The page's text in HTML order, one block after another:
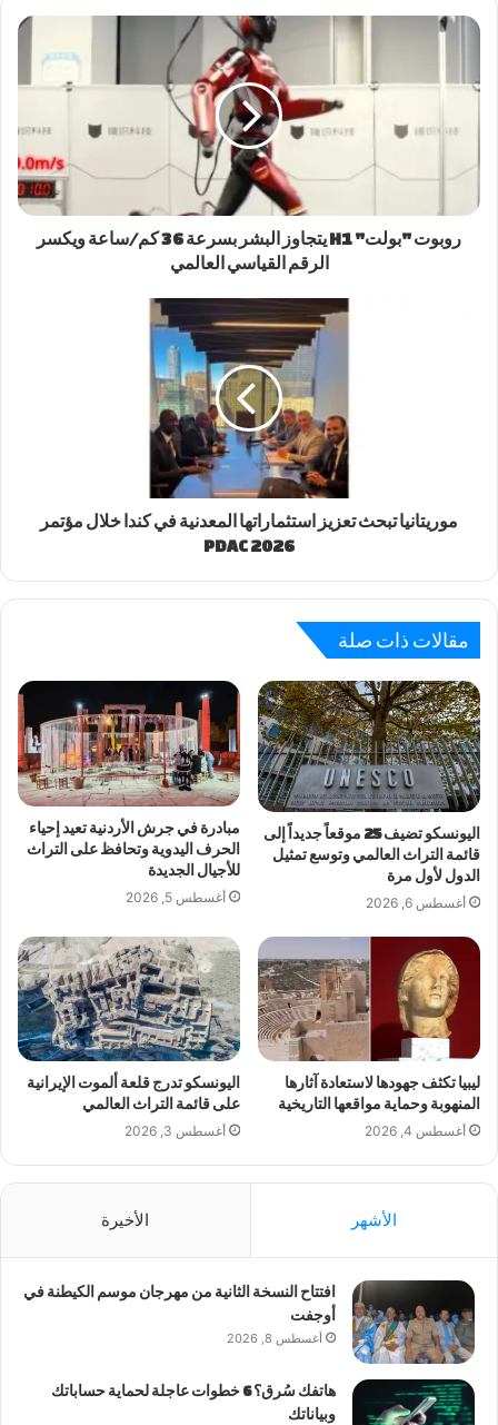
روبوت "بولت" H1 يتجاوز البشر بسرعة 36 كم/ساعة ويكسر
الرقم القياسي العالمي
موريتانيا تبحث تعزيز استثماراتها المعدنية في كندا خلال مؤتمر
PDAC 2026
مقالات ذات صلة
اليونسكو تضيف 25 موقعاً جديداً إلى
قائمة التراث العالمي وتوسع تمثيل
الدول لأول مرة
أغسطس 6, 2026
مبادرة في جرش الأردنية تعيد إحياء
الحرف اليدوية وتحافظ على التراث
للأجيال الجديدة
أغسطس 5, 2026
ليبيا تكثف جهودها لاستعادة آثارها
المنهوبة وحماية مواقعها التاريخية
أغسطس 4, 2026
اليونسكو تدرج قلعة ألموت الإيرانية
على قائمة التراث العالمي
أغسطس 3, 2026
الأشهر الأخيرة
افتتاح النسخة الثانية من مهرجان موسم الكيطنة في
أوجفت
أغسطس 8, 2026
هاتفك سُرق؟ 6 خطوات عاجلة لحماية حساباتك
وبياناتك